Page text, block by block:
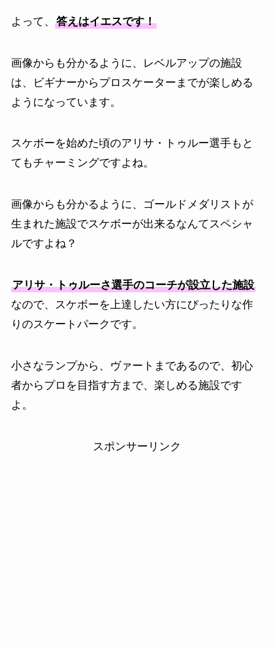
よって、 答えはイエスです！
画像からも分かるように、レベルアップの施設
は、ビギナーからプロスケーターまでが楽しめる
ようになっています。
スケボーを始めた頃のアリサ・トゥルー選手もと
てもチャーミングですよね。
画像からも分かるように、ゴールドメダリストが
生まれた施設でスケボーが出来るなんてスペシャ
ルですよね？
アリサ・トゥルーさ選手のコーチが設立した施設
なので、スケボーを上達したい方にぴったりな作
りのスケートパークです。
小さなランプから、ヴァートまであるので、初心
者からプロを目指す方まで、楽しめる施設です
よ。
スポンサーリンク